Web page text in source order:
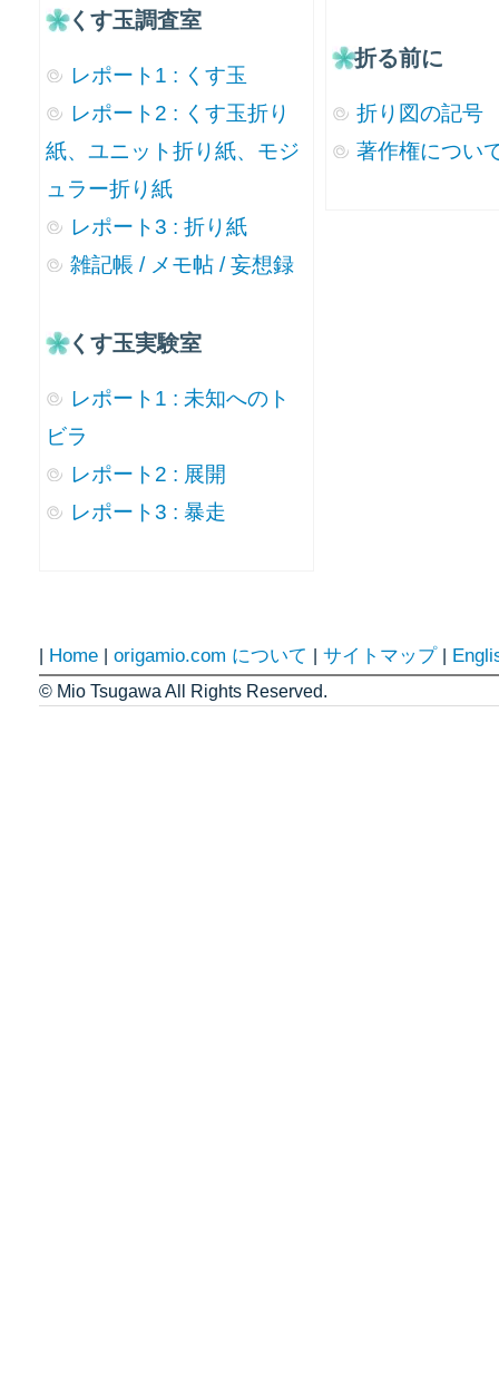
くす玉調査室
レポート1 : くす玉
レポート2 : くす玉折り
紙、ユニット折り紙、モジ
ュラー折り紙
レポート3 : 折り紙
雑記帳 / メモ帖 / 妄想録
くす玉実験室
レポート1 : 未知へのト
ビラ
レポート2 : 展開
レポート3 : 暴走
折る前に
折り図の記号
著作権につい
| Home | origamio.com について | サイトマップ |
© Mio Tsugawa All Rights Reserved.